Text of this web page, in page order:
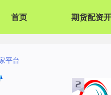
首页 期货配资
平台